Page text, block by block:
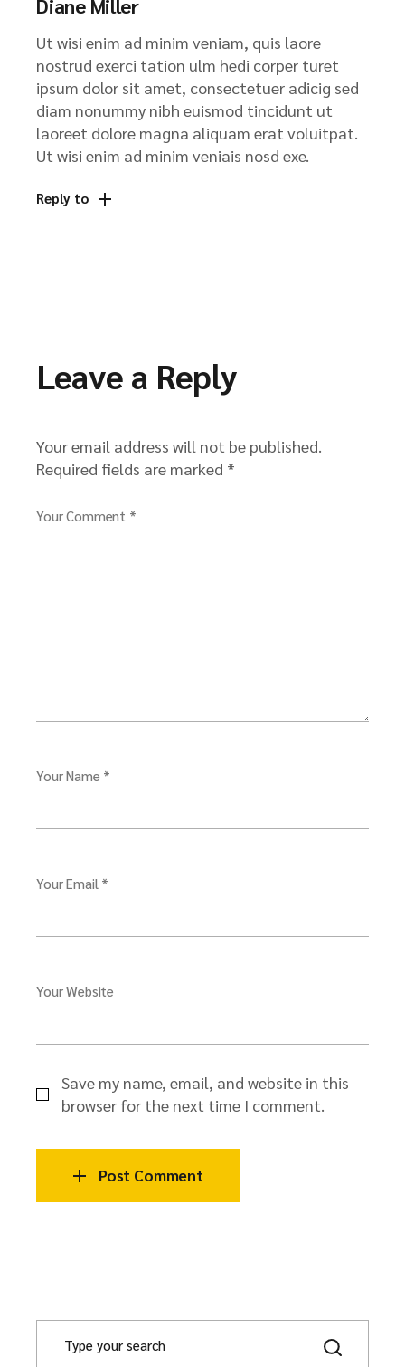
Diane Miller
Ut wisi enim ad minim veniam, quis laore
nostrud exerci tation ulm hedi corper turet
ipsum dolor sit amet, consectetuer adicig sed
diam nonummy nibh euismod tincidunt ut
laoreet dolore magna aliquam erat voluitpat.
Ut wisi enim ad minim veniais nosd exe.
Reply to
Leave a Reply
Your email address will not be published.
Required fields are marked *
Your Comment *
Your Name *
Your Email *
Your Website
Save my name, email, and website in this
browser for the next time I comment.
Post Comment